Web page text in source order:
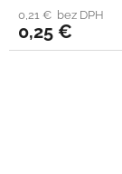
0,21 € bez DPH
0,25 €